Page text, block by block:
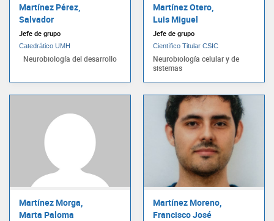
Martínez Pérez,
Salvador
Jefe de grupo
Catedrático UMH
Neurobiología del desarrollo
Martínez Otero,
Luis Miguel
Jefe de grupo
Científico Titular CSIC
Neurobiología celular y de
sistemas
Martínez Morga,
Marta Paloma
Martínez Moreno,
Francisco José